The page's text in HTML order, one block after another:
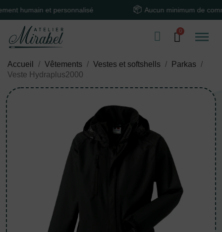
et personnalisé Aucun minimum de commande
Accueil Vêtements Vestes et softshells
Parkas
Veste Hydraplus2000